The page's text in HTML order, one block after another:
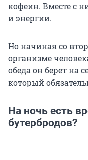
кофеин. Вместе с
и энергии.
Но начиная со
организме
обеда он берет на
который
На ночь есть
бутербродов?